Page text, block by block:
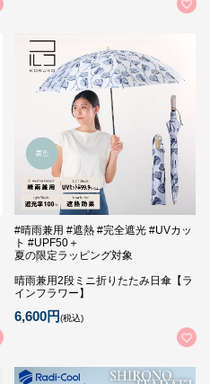
#晴雨兼用 #遮熱 #完全遮光 #UVカッ
ト #UPF50＋
夏の限定ラッピング対象
晴雨兼用2段ミニ折りたたみ日傘【ラ
インフラワー】
6,600円(税込)